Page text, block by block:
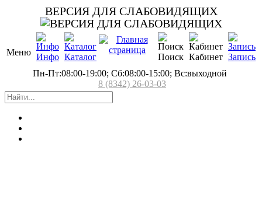
ВЕРСИЯ ДЛЯ СЛАБОВИДЯЩИХ
Меню Инфо Каталог Поиск Кабинет Запись
Пн-Пт:08:00-19:00; Сб:08:00-15:00; Вс:выходной
8 (8342) 26-03-03